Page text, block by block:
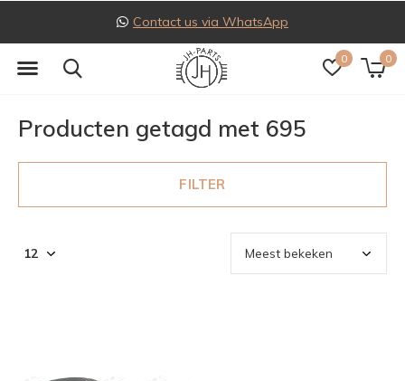
0 0
Contact us via WhatsApp
Producten getagd met 695
FILTER